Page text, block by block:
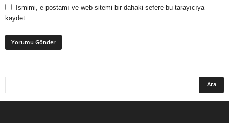
Ismimi, e-postamı ve web sitemi bir dahaki sefere bu tarayıcıya
kaydet.